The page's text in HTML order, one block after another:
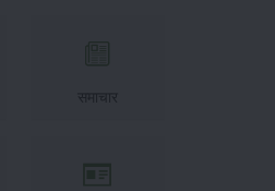
समाचार